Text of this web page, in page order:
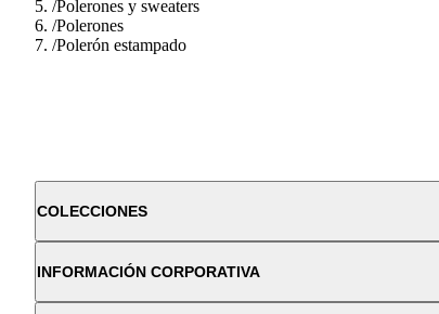
/Polerones y sweaters
/Polerones
/Polerón estampado
COLECCIONES
INFORMACIÓN CORPORATIVA